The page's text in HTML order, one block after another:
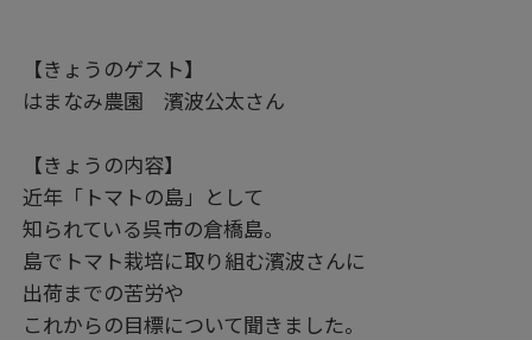
【きょうのゲスト】
はまなみ農園 濱波公太さん
【きょうの内容】
近年「トマトの島」として
知られている呉市の倉橋島。
島でトマト栽培に取り組む濱波さんに
出荷までの苦労や
これからの目標について聞きました。